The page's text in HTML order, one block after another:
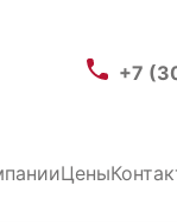
+7
Цены